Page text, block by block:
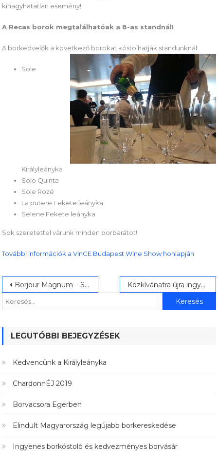
kihagyhatatlan esemény!
A Recas borok megtalálhatóak a 8-as standnál!
A borkedvelők a következő borokat kóstolhatják standunknál:
Sole
Királyleányka
Solo Quinta
Sole Rozé
La putere Fekete leányka
Selene Fekete leányka
Sok szeretettel várunk minden borbarátot!
További információk a VinCE Budapest Wine Show honlapján
Bejegyzés
navigáció
Borjour Magnum – Szenvedélyes Recas borokkal Közkívánatra újra ingyenes Recas borkóstoló!
LEGUTÓBBI BEJEGYZÉSEK
Kedvencünk a Királyleányka
ChardonnÉJ 2019
Borvacsora Egerben
Elindult Magyarország legújabb borkereskedése
Ingyenes borkóstoló és kedvezményes borvásár